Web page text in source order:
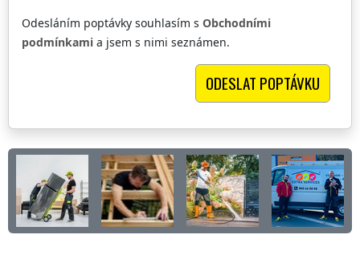
Odesláním poptávky souhlasím s Obchodními
podmínkami a jsem s nimi seznámen.